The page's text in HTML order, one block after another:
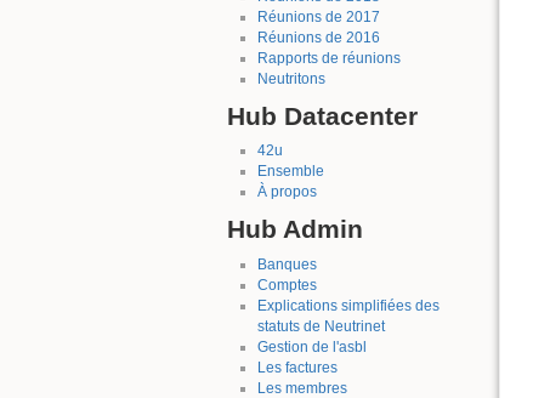
Réunions de 2017
Réunions de 2016
Rapports de réunions
Neutritons
Hub Datacenter
42u
Ensemble
À propos
Hub Admin
Banques
Comptes
Explications simplifiées des
statuts de Neutrinet
Gestion de l'asbl
Les factures
Les membres